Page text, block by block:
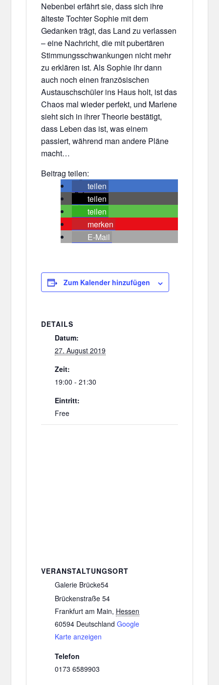
Nebenbei erfährt sie, dass sich ihre
älteste Tochter Sophie mit dem
Gedanken trägt, das Land zu verlassen
– eine Nachricht, die mit pubertären
Stimmungsschwankungen nicht mehr
zu erklären ist. Als Sophie ihr dann
auch noch einen französischen
Austauschschüler ins Haus holt, ist das
Chaos mal wieder perfekt, und Marlene
sieht sich in ihrer Theorie bestätigt,
dass Leben das ist, was einem
passiert, während man andere Pläne
macht…
Beitrag teilen:
teilen
teilen
teilen
merken
E-Mail
Zum Kalender hinzufügen
DETAILS
Datum:
27. August 2019
Zeit:
19:00 - 21:30
Eintritt:
Free
VERANSTALTUNGSORT
Galerie Brücke54
Brückenstraße 54
Frankfurt am Main, Hessen
60594 Deutschland Google
Karte anzeigen
Telefon
0173 6589903